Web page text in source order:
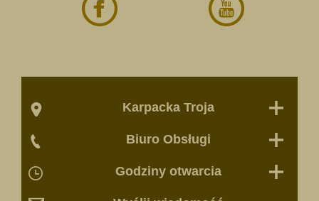
Karpacka Troja
Biuro Obsługi
Godziny otwarcia